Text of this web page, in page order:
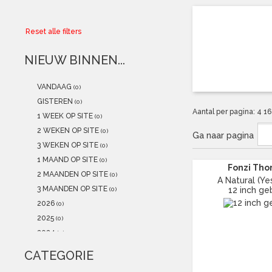
Kadobonnen
POSTERS(NEW)
Alle artikelen
Reset alle filters
NIEUW BINNEN...
VANDAAG (0)
GISTEREN (0)
1 WEEK OP SITE (0)
2 WEKEN OP SITE (0)
3 WEKEN OP SITE (0)
1 MAAND OP SITE (0)
2 MAANDEN OP SITE (0)
3 MAANDEN OP SITE (0)
2026 (0)
2025 (0)
2024 (0)
2022 (0)
CATEGORIE
Aantal per pagina: 4 16
Ga naar pagina
Fonzi
A Natural
12 inch